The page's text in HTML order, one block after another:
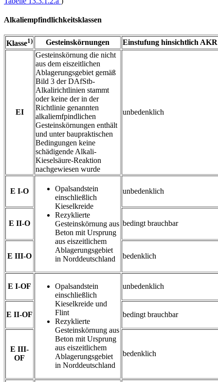
Alkaliempfindlichkeitsklassen
Klasse1) Gesteinskörnungen Einstufung hinsichtlich AKR
EI
Gesteinskörnung die nicht
aus dem eiszeitlichen
Ablagerungsgebiet gemäß
Bild 3 der DAfStb-
Alkalirichtlinien stammt
oder keine der in der
Richtlinie genannten
alkaliemfpindlichen
Gesteinskörnungen enthält
und unter baupraktischen
Bedingungen keine
schädigende Alkali-
Kieselsäure-Reaktion
nachgewiesen wurde
unbedenklich
E I-O
Opalsandstein
einschließlich
Kieselkreide
Rezyklierte
Gesteinskörnung aus
Beton mit Ursprung
aus eiszeitlichem
Ablagerungsgebiet
in Norddeutschland
unbedenklich
E II-O bedingt brauchbar
E III-O bedenklich
E I-OF
Opalsandstein
einschließlich
Kieselkreide und
Flint
Rezyklierte
Gesteinskörnung aus
Beton mit Ursprung
aus eiszeitlichem
Ablagerungsgebiet
in Norddeutschland
unbedenklich
E II-OF bedingt brauchbar
E III-
OF
bedenklich